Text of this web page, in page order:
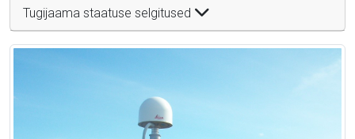
Tugijaama staatuse selgitused